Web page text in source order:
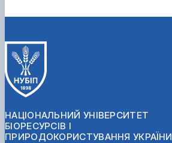
НАЦІОНАЛЬНИЙ УНІВЕРСИТЕТ
БІОРЕСУРСІВ І
ПРИРОДОКОРИСТУВАННЯ УКРАЇНИ